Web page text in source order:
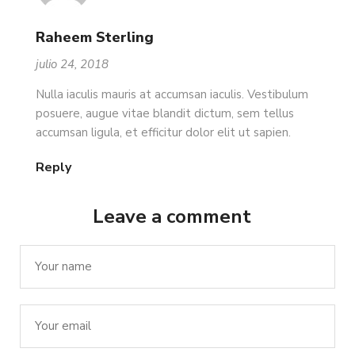
Raheem Sterling
julio 24, 2018
Reply
Nulla iaculis mauris at accumsan iaculis. Vestibulum
posuere, augue vitae blandit dictum, sem tellus
accumsan ligula, et efficitur dolor elit ut sapien.
Leave a comment